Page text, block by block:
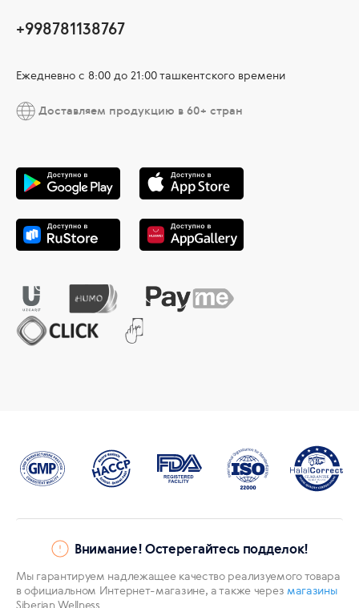
+998781138767
Ежедневно с 8:00 до 21:00 ташкентского времени
Доставляем продукцию в 60+ стран
Внимание! Остерегайтесь подделок!
Мы гарантируем надлежащее качество реализуемого товара
в официальном Интернет-магазине, а также через магазины
Siberian Wellness